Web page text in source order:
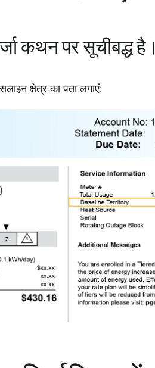
कथन पर सूचीबद्ध है।
क्षेत्र का पता लगाएं: